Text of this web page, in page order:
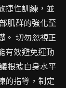
捷性訓練，並
肌群的強化至
。 切勿忽視正
有效避免運動
根據自身水平
的指導，制定